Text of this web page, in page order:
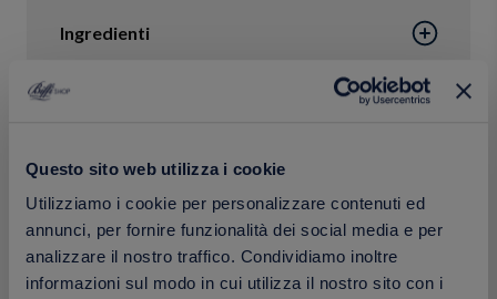
Questo sito web utilizza i cookie
Utilizziamo i cookie per personalizzare contenuti ed
annunci, per fornire funzionalità dei social media e per
analizzare il nostro traffico. Condividiamo inoltre
informazioni sul modo in cui utilizza il nostro sito con i
Ingredienti
Calorie